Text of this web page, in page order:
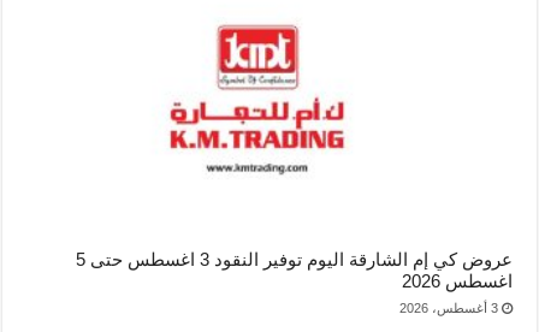
عروض كي إم الشارقة اليوم توفير النقود 3 اغسطس حتى 5
اغسطس 2026
3 أغسطس، 2026